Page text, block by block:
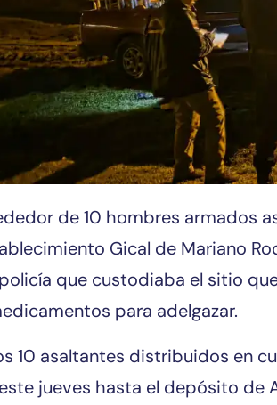
Gical de Mariano
que custodiaba el sitio
para adelgazar.
10 asaltantes distribuidos en
jueves hasta el depósito de